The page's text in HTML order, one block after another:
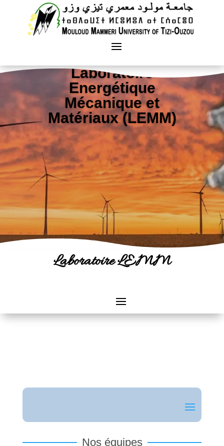
Laboratoire
Energétique
Mécanique et
Matériaux (LEMM)
Laboratoire LEMM
Nos équipes